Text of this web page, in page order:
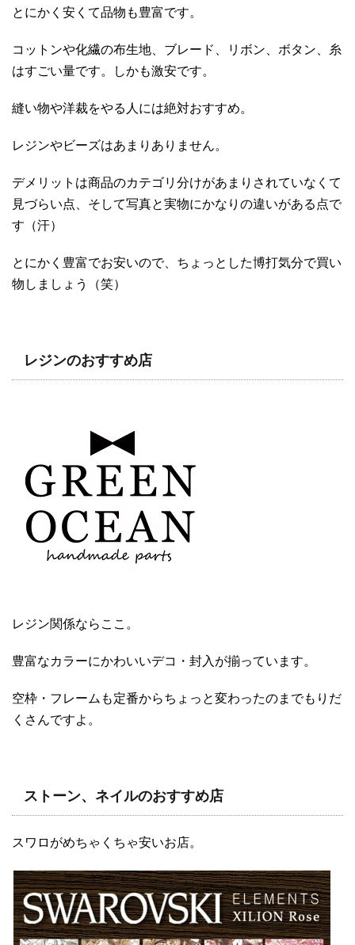
とにかく安くて品物も豊富です。
コットンや化繊の布生地、ブレード、リボン、ボタン、糸
はすごい量です。しかも激安です。
縫い物や洋裁をやる人には絶対おすすめ。
レジンやビーズはあまりありません。
デメリットは商品のカテゴリ分けがあまりされていなくて
見づらい点、そして写真と実物にかなりの違いがある点で
す（汗）
とにかく豊富でお安いので、ちょっとした博打気分で買い
物しましょう（笑）
レジンのおすすめ店
レジン関係ならここ。
豊富なカラーにかわいいデコ・封入が揃っています。
空枠・フレームも定番からちょっと変わったのまでもりだ
くさんですよ。
ストーン、ネイルのおすすめ店
スワロがめちゃくちゃ安いお店。